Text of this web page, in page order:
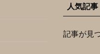
人気記事
記事が見